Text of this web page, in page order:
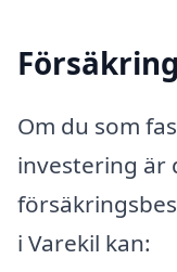
Om du som
investering är
i Varekil kan: